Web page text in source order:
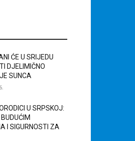
ĆE U SRIJEDU
DJELIMIČNO
SUNCA
U SRPSKOJ:
I SIGURNOSTI ZA